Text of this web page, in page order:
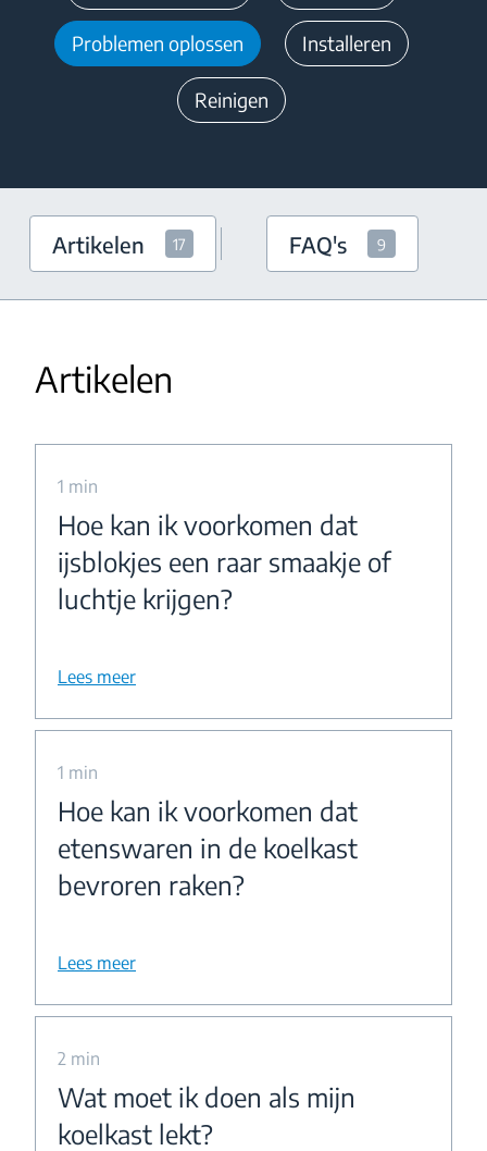
Problemen oplossen Installeren
Reinigen
Artikelen 17 FAQ's 9
Artikelen
1 min
Hoe kan ik voorkomen dat
ijsblokjes een raar smaakje of
luchtje krijgen?
Lees meer
1 min
Hoe kan ik voorkomen dat
etenswaren in de koelkast
bevroren raken?
Lees meer
2 min
Wat moet ik doen als mijn
koelkast lekt?